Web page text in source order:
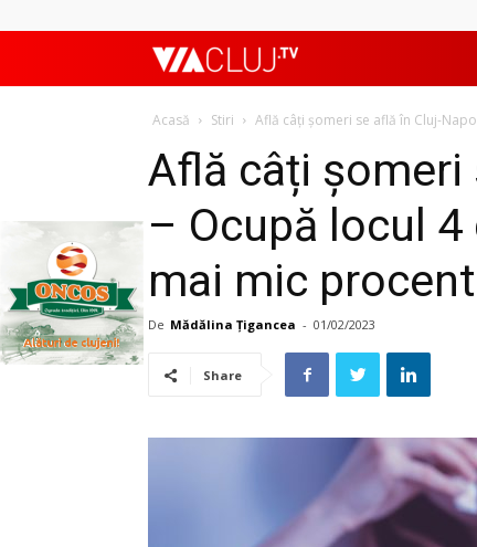
ViaClujTV
Acasă Stiri Află câți șomeri se află în Cluj-
Află câți șomeri
– Ocupă locul
mai mic
De Mădălina Țigancea - 01/02/2023
Share